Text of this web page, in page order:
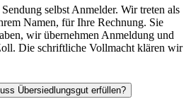
selbst Anmelder. Wir treten als
Namen, für Ihre Rechnung. Sie
wir übernehmen Anmeldung und
Die schriftliche Vollmacht klären wir
Übersiedlungsgut erfüllen?